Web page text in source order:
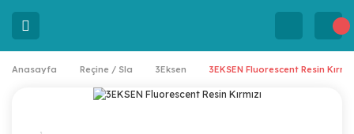
Anasayfa Reçine / Sla 3Eksen 3EKSEN Fluorescent Resin